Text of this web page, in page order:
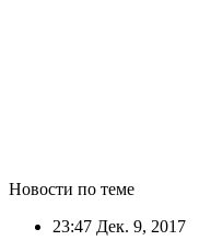
Новости по теме
23:47 Дек. 9, 2017